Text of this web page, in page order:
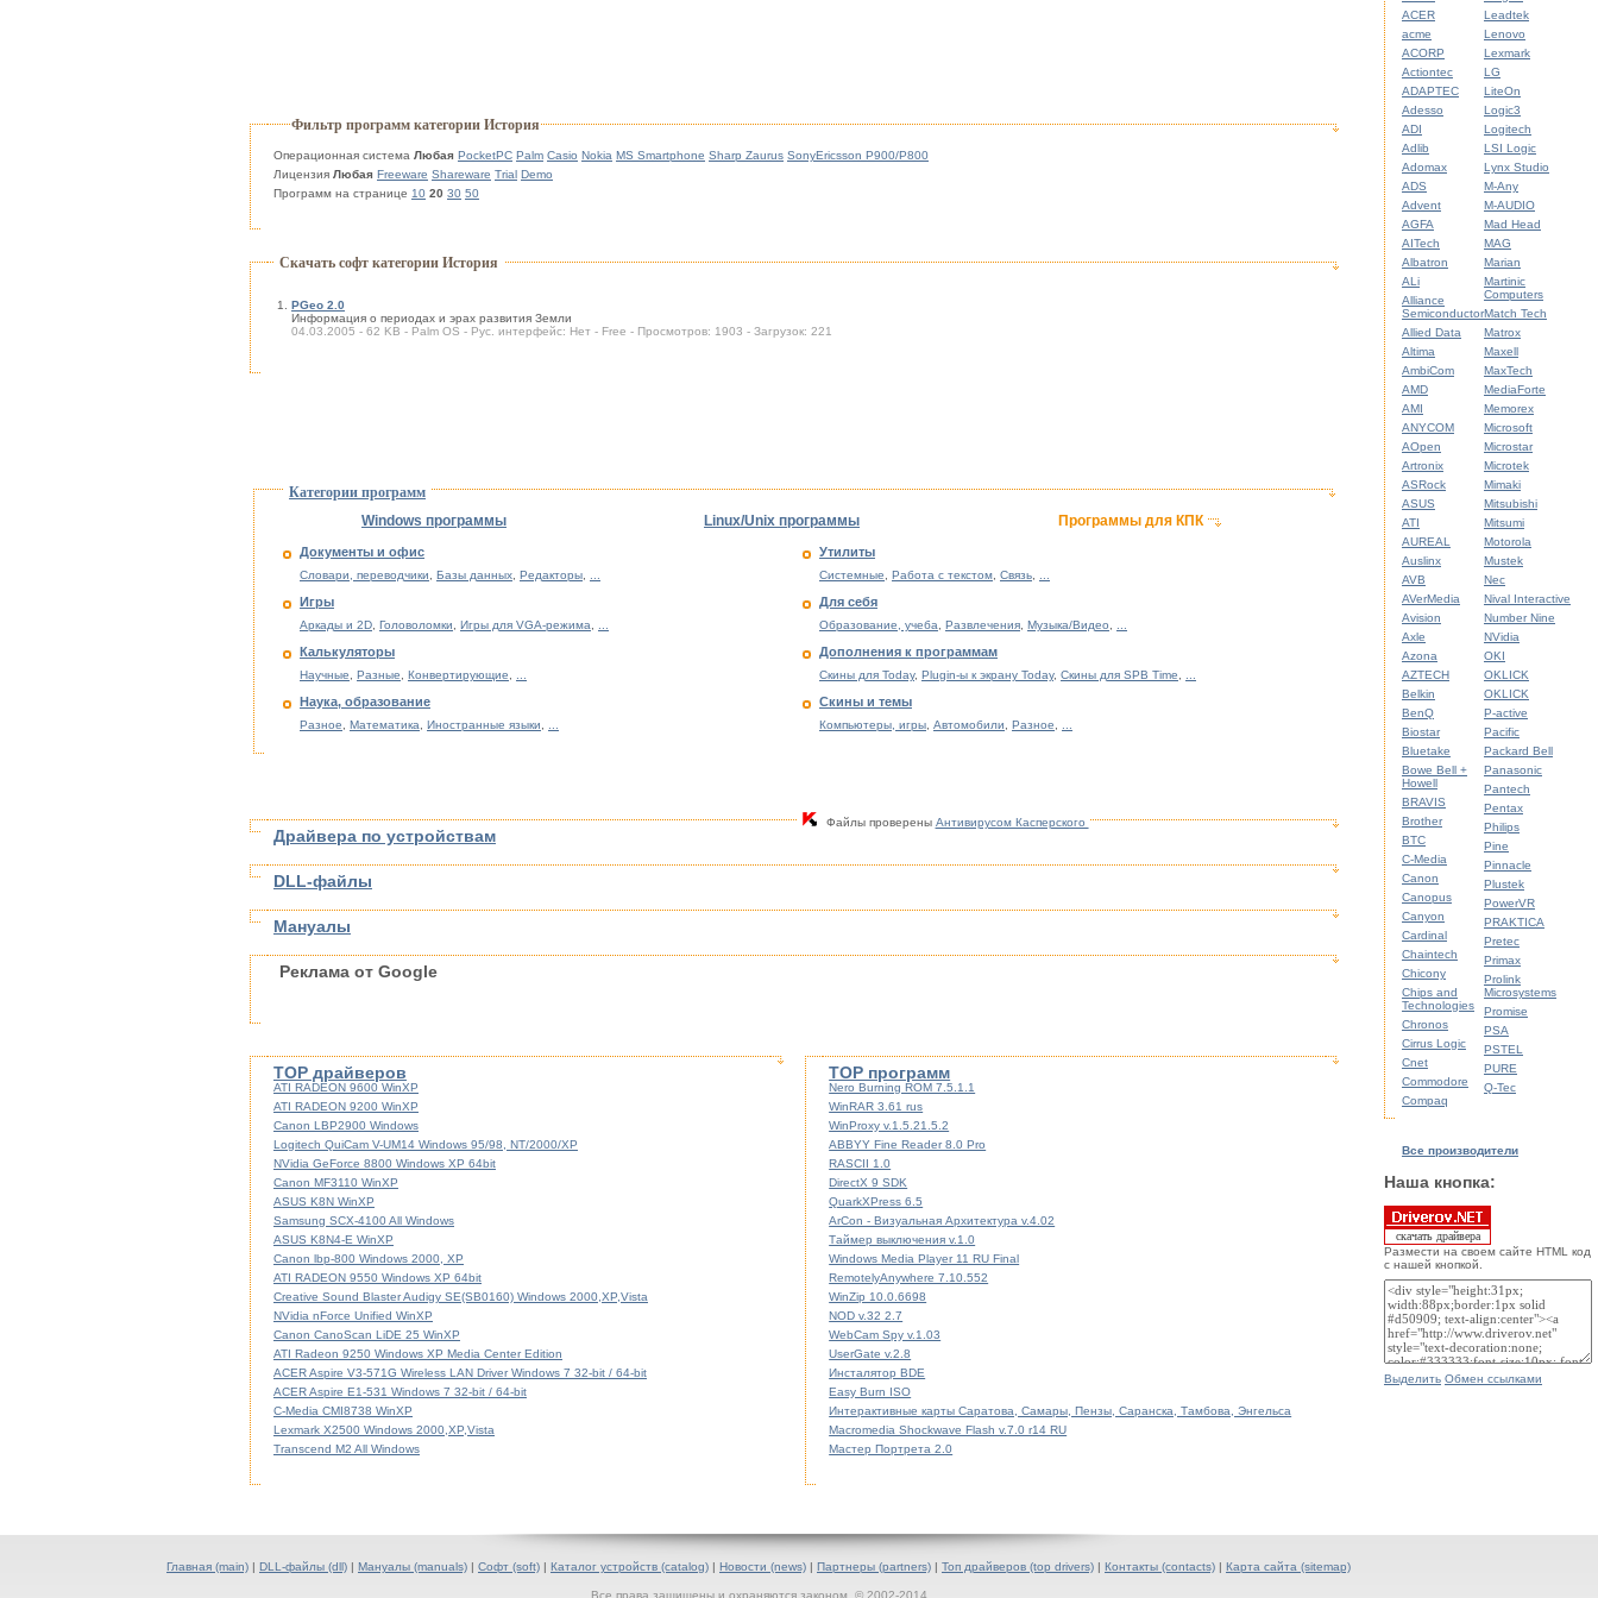
Фильтр программ категории История
Операционная система Любая PocketPC Palm Casio Nokia MS Smartphone Sharp Zaurus SonyEricsson P900/P800
Лицензия Любая Freeware Shareware Trial Demo
Программ на странице 10 20 30 50
Скачать софт категории История
PGeo 2.0
Информация о периодах и эрах развития Земли
04.03.2005 - 62 KB - Palm OS - Рус. интерфейс: Нет - Free - Просмотров: 1903 - Загрузок: 221
Категории программ
Windows программы Linux/Unix программы Программы для КПК
Документы и офис
Словари, переводчики, Базы данных, Редакторы, ...
Игры
Аркады и 2D, Головоломки, Игры для VGA-режима, ...
Калькуляторы
Научные, Разные, Конвертирующие, ...
Наука, образование
Разное, Математика, Иностранные языки, ...
Утилиты
Системные, Работа с текстом, Связь, ...
Для себя
Образование, учеба, Развлечения, Музыка/Видео, ...
Дополнения к программам
Скины для Today, Plugin-ы к экрану Today, Скины для SPB Time, ...
Скины и темы
Компьютеры, игры, Автомобили, Разное, ...
Драйвера по устройствам
Файлы проверены Антивирусом Касперского
DLL-файлы
Мануалы
Реклама от Google
TOP драйверов
ATI RADEON 9600 WinXP
ATI RADEON 9200 WinXP
Canon LBP2900 Windows
Logitech QuiCam V-UM14 Windows 95/98, NT/2000/XP
NVidia GeForce 8800 Windows XP 64bit
Canon MF3110 WinXP
ASUS K8N WinXP
Samsung SCX-4100 All Windows
ASUS K8N4-E WinXP
Canon lbp-800 Windows 2000, XP
ATI RADEON 9550 Windows XP 64bit
Creative Sound Blaster Audigy SE(SB0160) Windows 2000,XP,Vista
NVidia nForce Unified WinXP
Canon CanoScan LiDE 25 WinXP
ATI Radeon 9250 Windows XP Media Center Edition
ACER Aspire V3-571G Wireless LAN Driver Windows 7 32-bit / 64-bit
ACER Aspire E1-531 Windows 7 32-bit / 64-bit
C-Media CMI8738 WinXP
Lexmark X2500 Windows 2000,XP,Vista
Transcend M2 All Windows
TOP программ
Nero Burning ROM 7.5.1.1
WinRAR 3.61 rus
WinProxy v.1.5.21.5.2
ABBYY Fine Reader 8.0 Pro
RASCII 1.0
DirectX 9 SDK
QuarkXPress 6.5
ArCon - Визуальная Архитектура v.4.02
Таймер выключения v.1.0
Windows Media Player 11 RU Final
RemotelyAnywhere 7.10.552
WinZip 10.0.6698
NOD v.32 2.7
WebCam Spy v.1.03
UserGate v.2.8
Инсталятор BDE
Easy Burn ISO
Интерактивные карты Саратова, Самары, Пензы, Саранска, Тамбова, Энгельса
Macromedia Shockwave Flash v.7.0 r14 RU
Мастер Портрета 2.0
ACER
acme
ACORP
Actiontec
ADAPTEC
Adesso
ADI
Adlib
Adomax
ADS
Advent
AGFA
AITech
Albatron
ALi
Alliance
Semiconductor
Allied Data
Altima
AmbiCom
AMD
AMI
ANYCOM
AOpen
Artronix
ASRock
ASUS
ATI
AUREAL
Auslinx
AVB
AVerMedia
Avision
Axle
Azona
AZTECH
Belkin
BenQ
Biostar
Bluetake
Bowe Bell +
Howell
BRAVIS
Brother
BTC
C-Media
Canon
Canopus
Canyon
Cardinal
Chaintech
Chicony
Chips and
Technologies
Chronos
Cirrus Logic
Cnet
Commodore
Compaq
Leadtek
Lenovo
Lexmark
LG
LiteOn
Logic3
Logitech
LSI Logic
Lynx Studio
M-Any
M-AUDIO
Mad Head
MAG
Marian
Martinic
Computers
Match Tech
Matrox
Maxell
MaxTech
MediaForte
Memorex
Microsoft
Microstar
Microtek
Mimaki
Mitsubishi
Mitsumi
Motorola
Mustek
Nec
Nival Interactive
Number Nine
NVidia
OKI
OKLICK
OKLICK
P-active
Pacific
Packard Bell
Panasonic
Pantech
Pentax
Philips
Pine
Pinnacle
Plustek
PowerVR
PRAKTICA
Pretec
Primax
Prolink
Microsystems
Promise
PSA
PSTEL
PURE
Q-Tec
Все производители
Наша кнопка:
скачать драйвера
Размести на своем сайте HTML код
с нашей кнопкой.
Выделить Обмен ссылками
Главная (main) DLL-файлы (dll) Мануалы (manuals) Софт (soft) Каталог устройств (catalog) Новости (news) Партнеры (partners) Топ драйверов (top drivers) Контакты (contacts) Карта сайта (sitemap)